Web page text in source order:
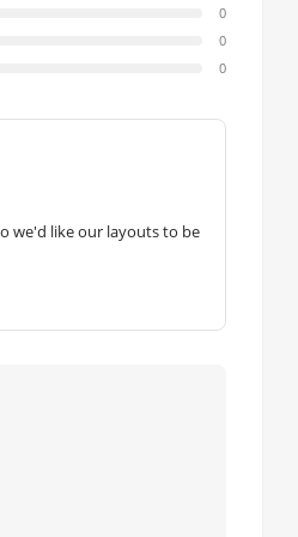
0
0
0
we'd like our layouts to be